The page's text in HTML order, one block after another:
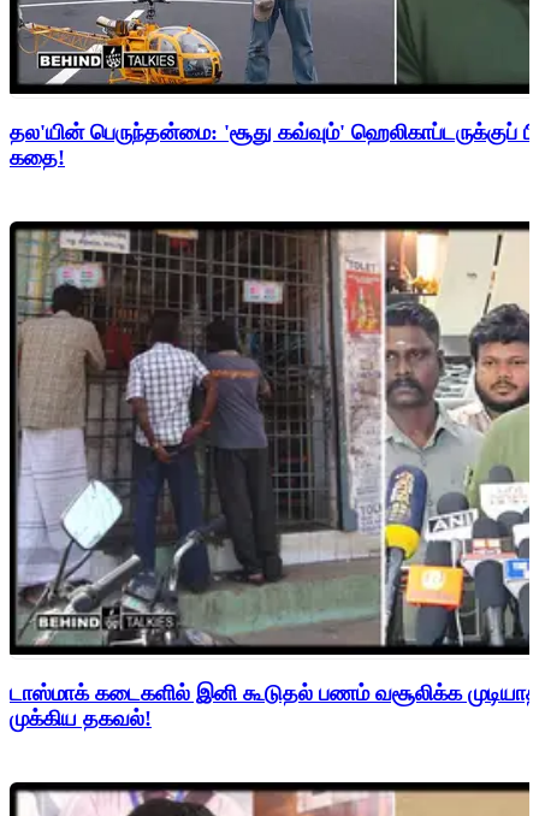
தல'யின் பெருந்தன்மை: 'சூது கவ்வும்' ஹெலிகாப்டருக்குப்
கதை!
டாஸ்மாக் கடைகளில் இனி கூடுதல் பணம் வசூலிக்க
முக்கிய தகவல்!